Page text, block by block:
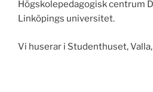
Högskolepedagogisk centrum
Linköpings universitet.
Vi huserar i Studenthuset,